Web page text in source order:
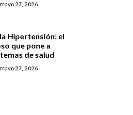
mayo 27, 2026
Hipertensión: el
que pone a
de salud
mayo 27, 2026